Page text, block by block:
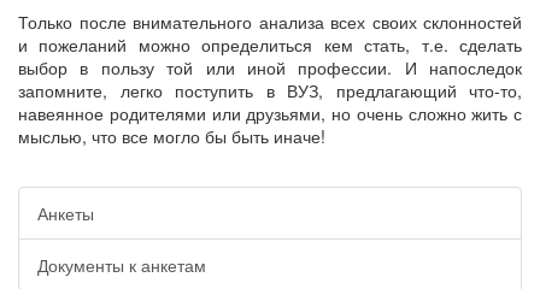
Только после внимательного анализа всех своих склонностей
и пожеланий можно определиться кем стать, т.е. сделать
выбор в пользу той или иной профессии. И напоследок
запомните, легко поступить в ВУЗ, предлагающий что-то,
навеянное родителями или друзьями, но очень сложно жить с
мыслью, что все могло бы быть иначе!
Анкеты
Документы к анкетам